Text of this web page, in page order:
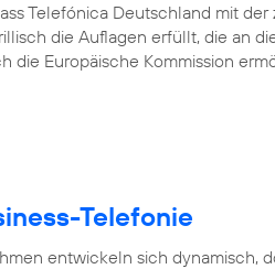
Telefónica Deutschland mit der
die Auflagen erfüllt, die an
die Europäische Kommission
Telefonie
entwickeln sich dynamisch,